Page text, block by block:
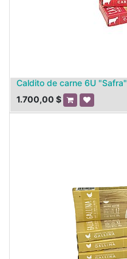
Caldito de carne 6U "Safra"
1.700,00 $